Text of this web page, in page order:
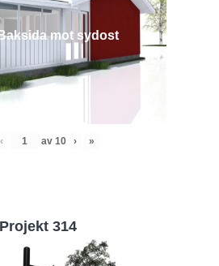
mot sydost
‹ av 10 › »
Projekt 314